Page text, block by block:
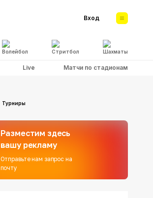
Волейбол Стритбол Шахматы
Вход
Live Матчи по стадионам
Турниры
Разместим здесь
вашу рекламу
Отправьте нам запрос на
почту